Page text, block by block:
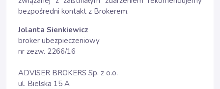
bezpośredni kontakt z Brokerem.
Jolanta Sienkiewicz
broker ubezpieczeniowy
nr zezw. 2266/16
ADVISER BROKERS Sp. z o.o.
ul. Bielska 15 A